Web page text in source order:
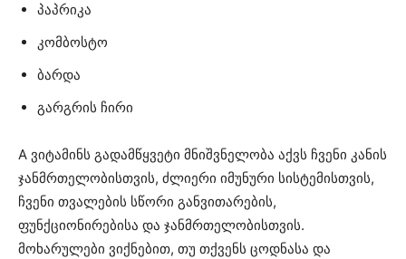
პაპრიკა
კომბოსტო
ბარდა
გარგრის ჩირი
A ვიტამინს გადამწყვეტი მნიშვნელობა აქვს ჩვენი კანის
ჯანმრთელობისთვის, ძლიერი იმუნური სისტემისთვის,
ჩვენი თვალების სწორი განვითარების,
ფუნქციონირებისა და ჯანმრთელობისთვის.
მოხარულები ვიქნებით, თუ თქვენს ცოდნასა და